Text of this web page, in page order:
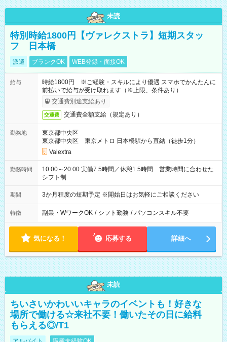
未読
特別時給1800円【ヴァレクストラ】短期スタッ
フ 日本橋
派遣 ブランクOK WEB登録・面接OK
給与
時給1800円 ※ご経験・スキルにより優遇 スマホでかんたんに
前払いで給与が受け取れます（※上限、条件あり）
交通費別途支給あり
交通費 交通費全額支給（規定あり）
勤務地
東京都中央区
東京都中央区 東京メトロ 日本橋駅から直結（徒歩1分）
Valextra
勤務時間
10:00～20:00 実働7.5時間／休憩1.5時間 営業時間に合わせた
シフト制
期間 3か月程度の短期予定 ※開始日はお気軽にご相談ください
特徴 副業・WワークOK / シフト勤務 / パソコンスキル不要
気になる！ 応募する 詳細へ
未読
ちいさいかわいいキャラのイベントも！好きな
場所で働ける☆来社不要！働いたその日に給料
もらえる◎/T1